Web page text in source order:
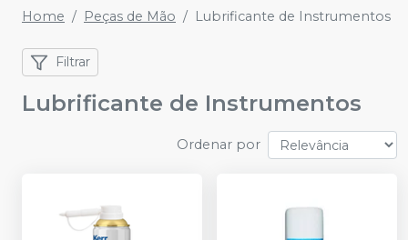
Home Peças de Mão Lubrificante de Instrumentos
Filtrar
Lubrificante de Instrumentos
Ordenar por